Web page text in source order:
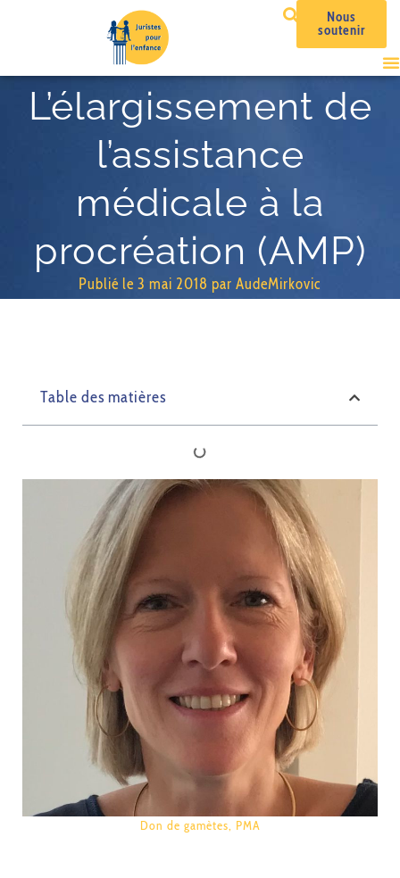
Nous
soutenir
L’élargissement de
l’assistance
médicale à la
procréation (AMP)
Publié le 3 mai 2018 par AudeMirkovic
Table des matières
Don de gamètes, PMA